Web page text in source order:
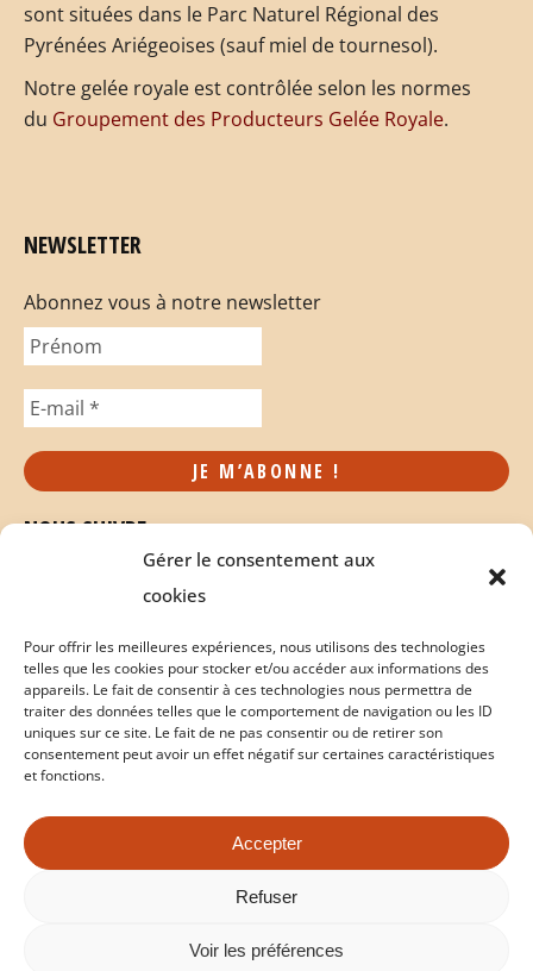
Gérer le consentement aux
cookies
Pour offrir les meilleures expériences, nous utilisons des technologies
telles que les cookies pour stocker et/ou accéder aux informations des
appareils. Le fait de consentir à ces technologies nous permettra de
traiter des données telles que le comportement de navigation ou les ID
uniques sur ce site. Le fait de ne pas consentir ou de retirer son
consentement peut avoir un effet négatif sur certaines caractéristiques
et fonctions.
Accepter
Refuser
Voir les préférences
sont situées dans le Parc Naturel Régional des
Pyrénées Ariégeoises (sauf miel de tournesol).
Notre gelée royale est contrôlée selon les normes
du Groupement des Producteurs Gelée Royale.
NEWSLETTER
Abonnez vous à notre newsletter
NOUS SUIVRE
Politique de cookies Conditions Générales de Vente
Copyright © 2026 milabeille.com - Tous droits réservés |